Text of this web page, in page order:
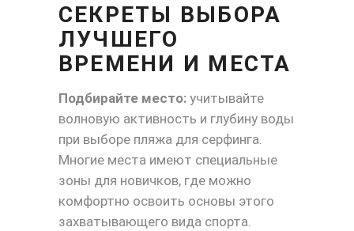
СЕКРЕТЫ ВЫБОРА
ЛУЧШЕГО
ВРЕМЕНИ И МЕСТА
Подбирайте место: учитывайте
волновую активность и глубину воды
при выборе пляжа для серфинга.
Многие места имеют специальные
зоны для новичков, где можно
комфортно освоить основы этого
захватывающего вида спорта.